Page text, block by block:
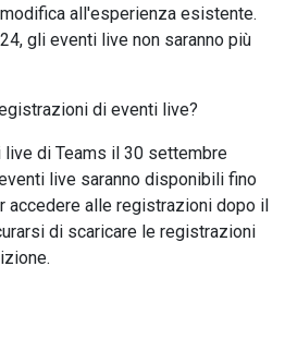
all'esperienza esistente.
gli eventi live non saranno più
di eventi live?
di Teams il 30 settembre
live saranno disponibili fino
accedere alle registrazioni dopo il
di scaricare le registrazioni